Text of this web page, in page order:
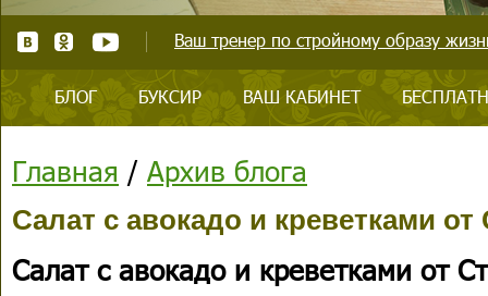
Ваш тренер по стройному образу
БЛОГ БУКСИР ВАШ КАБИНЕТ
Главная / Архив блога
Салат с авокадо и креветками от
Салат с авокадо и креветками от